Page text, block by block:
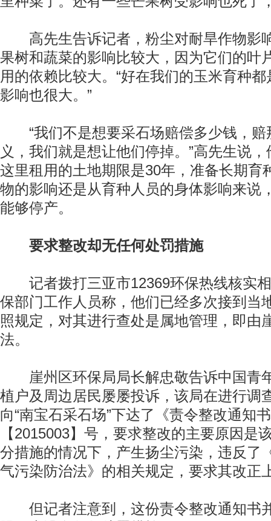
高先生告诉记者，粉尘对耐旱作物影
果树和蔬菜的影响比较大，因为它们的叶
用的依赖比较大。“好在我们的玉米育种
影响也很大。”
“我们不是想要采石场赔偿多少钱，赔
义，我们就是想让他们停掉。”高先生说
这里租用的土地期限是30年，准备长期育
物的影响还是从育种人员的身体影响来说
能够停产。
要求整改却无任何处罚措施
记者拨打三亚市12369环保热线核实相
保部门工作人员称，他们已经多次接到当
照规定，对其进行查处是属地管理，即由
法。
崖州区环保局局长解忠敬告诉中国青
植户及周边居民屡屡投诉，该局在进行调
向“南宝石采石场”下达了《责令整改通知
【2015003】号，要求整改的主要原因是
分措施的情况下，产生扬尘污染，违反了
气污染防治法》的相关规定，要求其改正
但记者注意到，这份责令整改通知书